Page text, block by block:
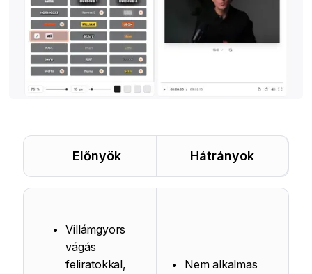
Előnyök Hátrányok
Villámgyors
vágás
feliratokkal,
Nem alkalmas